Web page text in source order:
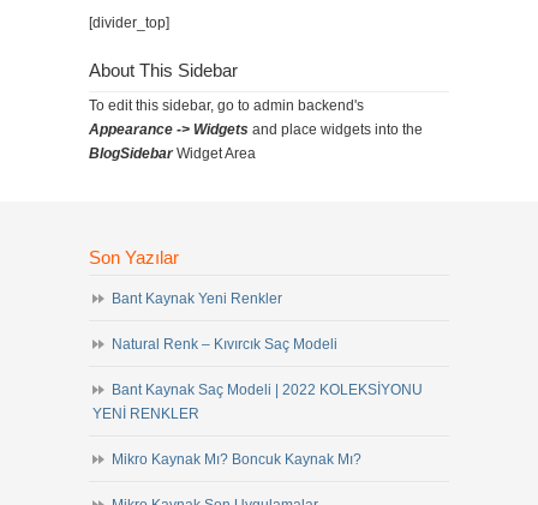
[divider_top]
About This Sidebar
To edit this sidebar, go to admin backend's
Appearance -> Widgets and place widgets into the
BlogSidebarWidget Area
Son Yazılar
Bant Kaynak Yeni Renkler
Natural Renk – Kıvırcık Saç Modeli
Bant Kaynak Saç Modeli | 2022 KOLEKSİYONU
YENİ RENKLER
Mikro Kaynak Mı? Boncuk Kaynak Mı?